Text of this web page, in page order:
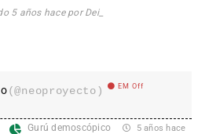
5 años hace por Dei_
(@neoproyecto) EM Off
Gurú demoscópico 5 años hace